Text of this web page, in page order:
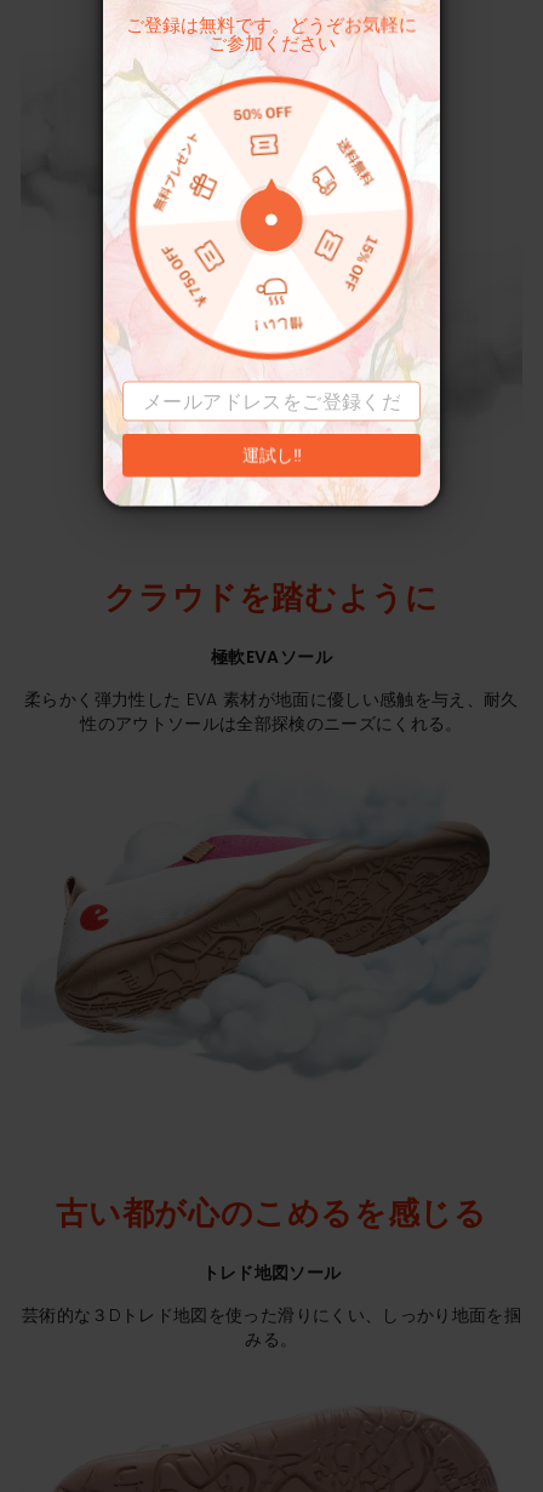
クラウドを踏むように
極軟EVAソール
柔らかく弾力性した EVA 素材が地面に優しい感触を与え、耐久
性のアウトソールは全部探検のニーズにくれる。
古い都が心のこめるを感じる
トレド地図ソール
芸術的な３Dトレド地図を使った滑りにくい、しっかり地面を掴
みる。
ご登録は無料です。どうぞお気軽に
ご参加ください
運試し‼